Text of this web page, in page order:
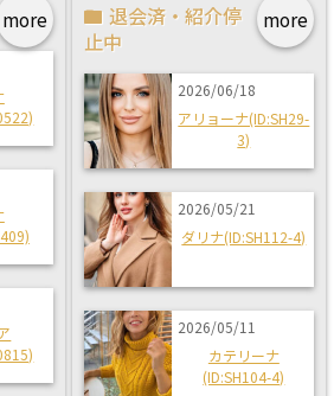
more more
退会済・紹介停
止中
2026/06/18
アリョーナ(ID:SH29-
3)
2026/05/21
ダリナ(ID:SH112-4)
2026/05/11
カテリーナ
(ID:SH104-4)